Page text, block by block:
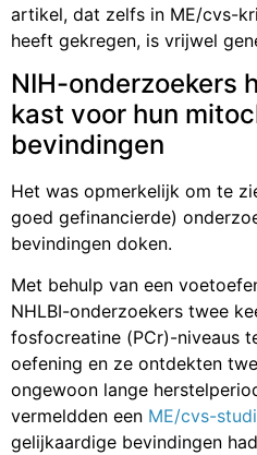
artikel, dat zelfs in ME/cvs-
heeft gekregen, is vrijwel
NIH-onderzoekers
kast voor hun
bevindingen
Het was opmerkelijk om te
goed gefinancierde)
bevindingen doken.
Met behulp van een
NHLBI-onderzoekers twee
fosfocreatine (PCr)-niveaus
oefening en ze ontdekten
ongewoon lange
vermeldden een ME/cvs-
gelijkaardige bevindingen